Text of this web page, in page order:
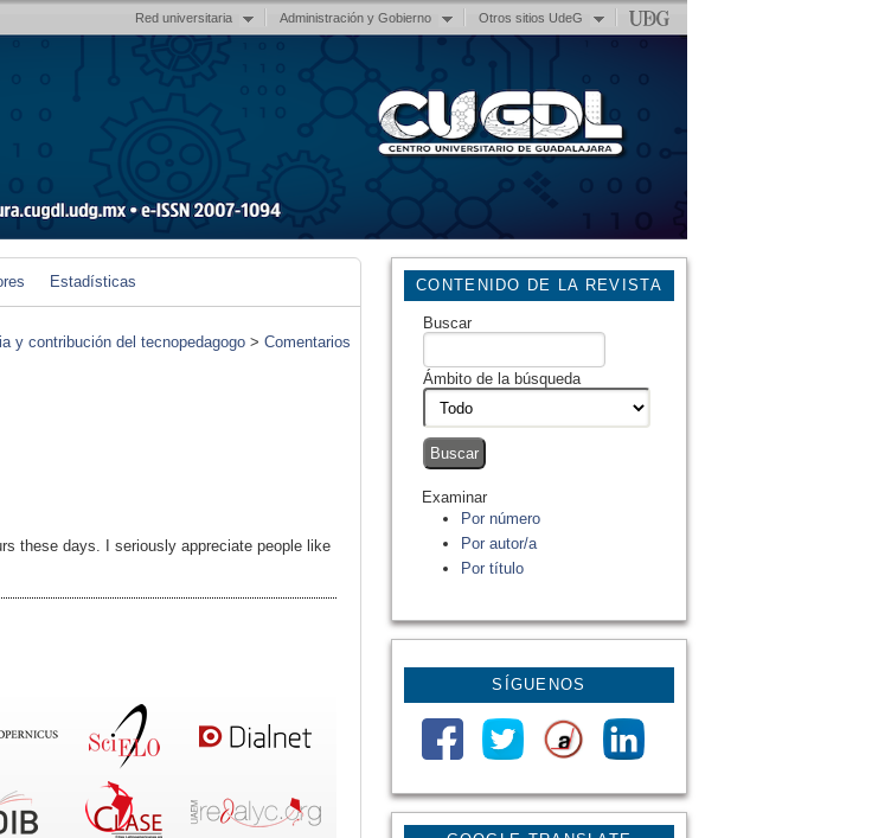
Red universitaria Administración y Gobierno Otros sitios UdeG
CONTENIDO DE LA REVISTA
Buscar
Ámbito de la búsqueda
Examinar
Por número
Por autor/a
Por título
SÍGUENOS
Estadísticas
y contribución del tecnopedagogo > Comentarios
these days. I seriously appreciate people like